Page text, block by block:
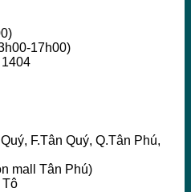
17h00)
F.Tân Quý, Q.Tân Phú,
mall Tân Phú)
Tô